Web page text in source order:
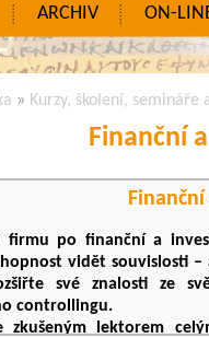
ARCHIV ON-
» Kurzy, školení, semináře
Finanční
firmu po finanční a
vidět souvislosti
své znalosti ze
controllingu.
zkušeným lektorem